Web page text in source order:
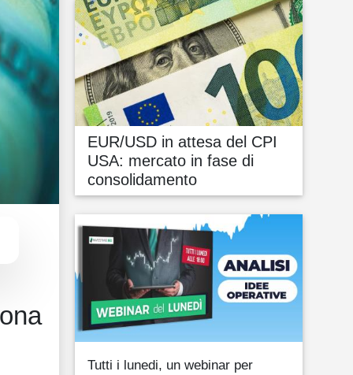
EUR/USD in attesa del CPI
USA: mercato in fase di
consolidamento
Tutti i lunedi, un webinar per